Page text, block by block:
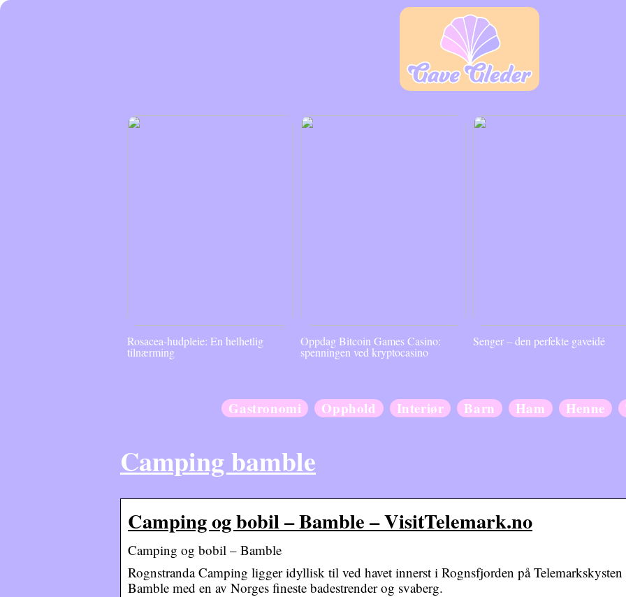
Rosacea-hudpleie: En helhetlig
tilnærming
Oppdag Bitcoin Games Casino:
spenningen ved kryptocasino
Senger – den perfekte gaveidé
Gastronomi Opphold Interiør Barn Ham Henne
Camping bamble
Camping og bobil – Bamble – VisitTelemark.no
Camping og bobil – Bamble
Rognstranda Camping ligger idyllisk til ved havet innerst i Rognsfjorden på
Bamble med en av Norges fineste badestrender og svaberg.